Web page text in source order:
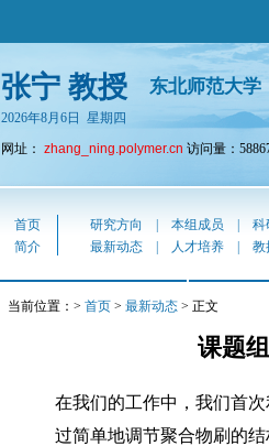
张宁 教授 东北师范大学
2026年8月6日 星期四
网址： zhang_ning.polymer.cn 访问量：
首页 研究方向 本组成员 科
简介
最新动态 人才培养 教
当前位置：> 首页 > 最新动态 > 正文
课题
在我们的工作中，我们首
过简单地调节聚合物刷的